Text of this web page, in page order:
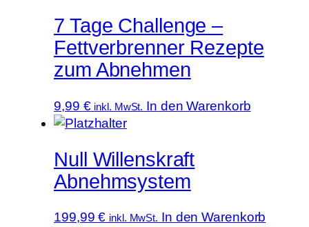
7 Tage Challenge –
Fettverbrenner Rezepte
zum Abnehmen
9,99 € inkl. MwSt. In den Warenkorb
Null Willenskraft
Abnehmsystem
199,99€ inkl. MwSt. In den Warenkorb